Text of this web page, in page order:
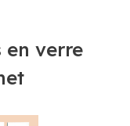
en verre